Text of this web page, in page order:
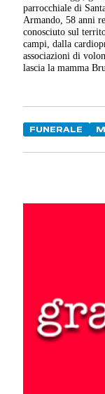
parrocchiale di
Armando, 58 anni
conosciuto sul
campi, dalla
associazioni di
lascia la mamma
FUNERALE